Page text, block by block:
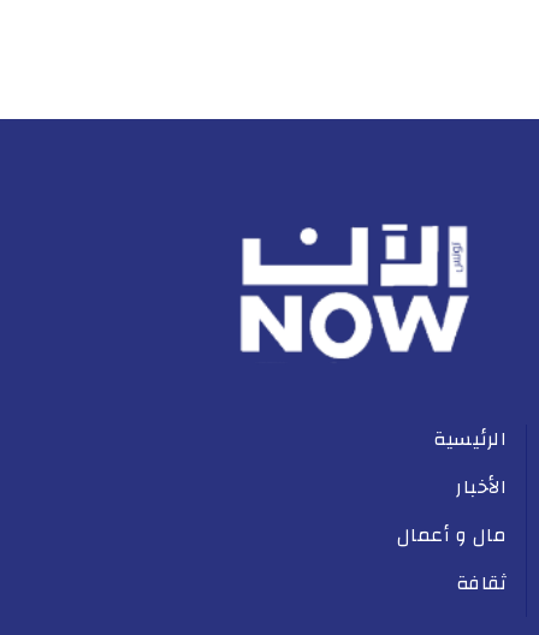
الرئيسية
الأخبار
مال و أعمال
ثقافة